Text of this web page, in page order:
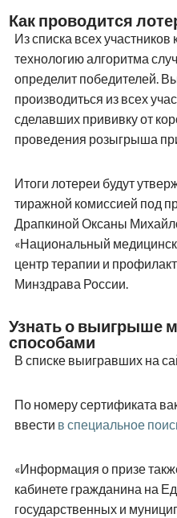
Как проводится
Из списка всех
технологию алгоритма
определит победителей.
производиться из всех
сделавших прививку от
проведения розыгрыша
Итоги лотереи будут
тиражной комиссией под
Драпкиной Оксаны
«Национальный
центр терапии и
Минздрава России.
Узнать о выигрыше
способами
В списке выигравших на
По номеру сертификата
ввести в специальное
«Информация о призе
кабинете гражданина на
государственных и